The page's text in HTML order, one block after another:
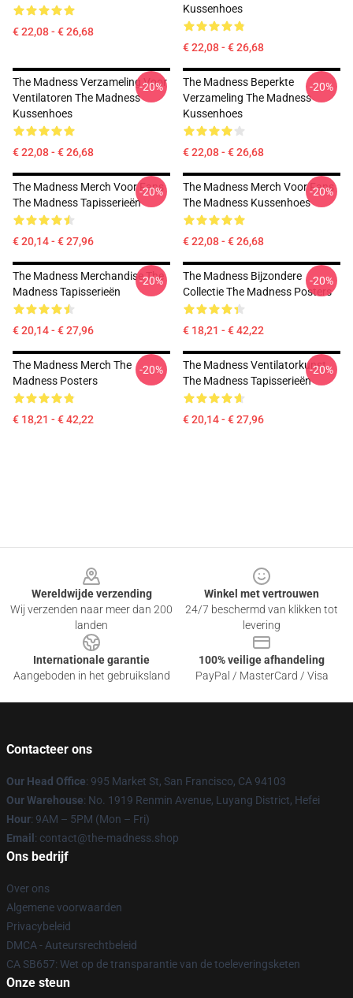
€ 22,08 - € 26,68
Kussenhoes
€ 22,08 - € 26,68
The Madness Verzameling Voor
Ventilatoren The Madness
Kussenhoes
€ 22,08 - € 26,68
-20%
The Madness Beperkte
Verzameling The Madness
Kussenhoes
€ 22,08 - € 26,68
-20%
The Madness Merch Voor Fans
The Madness Tapisserieën
€ 20,14 - € 27,96
-20%
The Madness Merch Voor Fans
The Madness Kussenhoes
€ 22,08 - € 26,68
-20%
The Madness Merchandise The
Madness Tapisserieën
€ 20,14 - € 27,96
-20%
The Madness Bijzondere
Collectie The Madness Posters
€ 18,21 - € 42,22
-20%
The Madness Merch The
Madness Posters
€ 18,21 - € 42,22
-20%
The Madness Ventilatorkunst
The Madness Tapisserieën
€ 20,14 - € 27,96
-20%
Wereldwijde verzending
Wij verzenden naar meer dan 200
landen
Winkel met vertrouwen
24/7 beschermd van klikken tot
levering
Internationale garantie
Aangeboden in het gebruiksland
100% veilige afhandeling
PayPal / MasterCard / Visa
Contacteer ons
Our Head Office: 995 Market St, San Francisco, CA 94103
Our Warehouse: No. 1919 Renmin Avenue, Luyang District, Hefei
Hour: 9AM – 5PM (Mon – Fri)
Email : contact@the-madness.shop
Ons bedrijf
Over ons
Algemene voorwaarden
Privacybeleid
DMCA - Auteursrechtbeleid
CA SB657: Wet op de transparantie van de toeleveringsketen
Onze steun